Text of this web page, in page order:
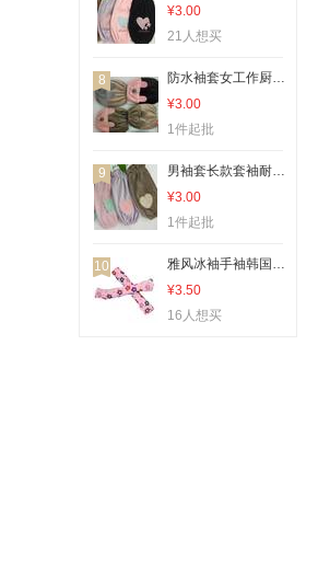
¥3.00
21人想买
8
防水袖套女工作厨房防油套袖办公可爱时尚护袖成人短款秋冬
¥3.00
1件起批
9
男袖套长款套袖耐磨防脏学生手袖头儿童可爱女潮流韩版秋冬季
¥3.00
1件起批
10
雅风冰袖手袖韩国百搭防晒女护臂袖套开车神器可爱冰丝手套袖子
¥3.50
16人想买